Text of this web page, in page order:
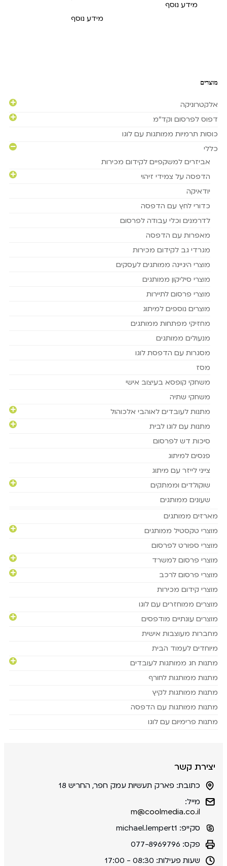
מוצרים
אלקטרוניקה
דפוס לפרסום וקד"מ
כוסות תרמיות ממותגות עם לוגו
כללי
אביזרים למשקפיים לקידום מכירות
הדפסה על צמידי זיהוי
יודאיקה
כדורי לחץ עם הדפסה
לדרמנים וכלי עבודה לפרסום
מאפרות עם הדפסה
מגרדי גב לקידום מכירות
מוצרי היגיינה ממותגים לעסקים
מוצרי סיליקון ממותגים
מוצרי פרסום לתיירות
מוצרים נוספים למיתוג
מחזיקי מפתחות ממותגים
מנעולים ממותגים
מסגרות עם הדפסת לוגו
מסז
משחקי קופסא בעיצוב אישי
משחקי שתיה
מתנות לעובדים לאוהבי אלכוהול
מתנות עם לוגו לבית
סיכות דש לפרסום
פנסים למיתוג
צייני לייזר עם מיתוג
שוקולדים וממתקים
שעונים ממותגים
מארזים ממותגים
מוצרי טקסטיל ממותגים
מוצרי ספורט לפרסום
מוצרי פרסום למשרד
מוצרי פרסום לרכב
מוצרי קידום מכירות
מוצרים ממוחזרים עם לוגו
מוצרים עונתיים מודפסים
מחברות מעוצבות אישית
מיוחדים לעמוד הבית
מתנות חג ממותגות לעובדים
מתנות ממותגות לחורף
מתנות ממותגות לקיץ
מתנות ממותגות עם הדפסה
מתנות פרימיום עם לוגו
מידע נוסף
מידע נוסף
יצירת קשר
כתובת: פארק תעשיות עמק חפר, החריש 18
מייל:
m@coolmedia.co.il
סקייפ: michael.lempert1
פקס: 077-8969796
שעות פעילות: 08:30 - 17:00